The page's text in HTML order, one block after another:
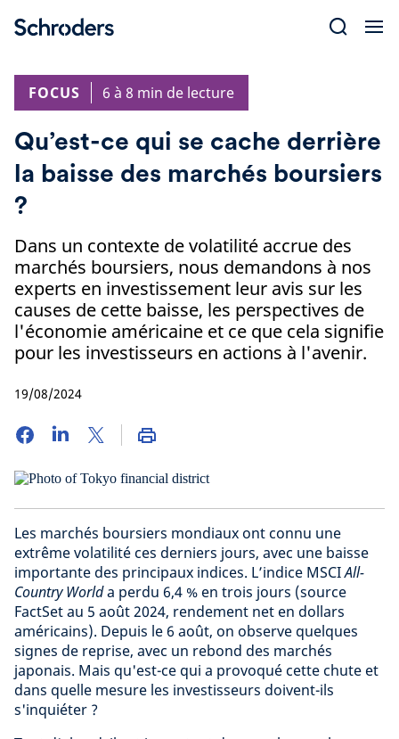
FOCUS
6 à 8 min de lecture
Qu’est-ce qui se cache derrière
la baisse des marchés boursiers
?
Dans un contexte de volatilité accrue des
marchés boursiers, nous demandons à nos
experts en investissement leur avis sur les
causes de cette baisse, les perspectives de
l'économie américaine et ce que cela signifie
pour les investisseurs en actions à l'avenir.
19/08/2024
Les marchés boursiers mondiaux ont connu une
extrême volatilité ces derniers jours, avec une baisse
importante des principaux indices. L’indice MSCIAll-
Country Worlda perdu 6,4 % en trois jours (source
FactSet au 5 août 2024, rendement net en dollars
américains). Depuis le 6 août, on observe quelques
signes de reprise, avec un rebond des marchés
japonais. Mais qu'est-ce qui a provoqué cette chute et
dans quelle mesure les investisseurs doivent-ils
s'inquiéter ?